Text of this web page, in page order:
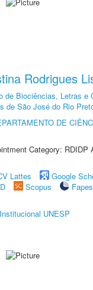
Rodrigues
de Biociências, Letras e
de São José do Rio
DE
Category: RDIDP
Lattes
Google
Scopus
UNESP